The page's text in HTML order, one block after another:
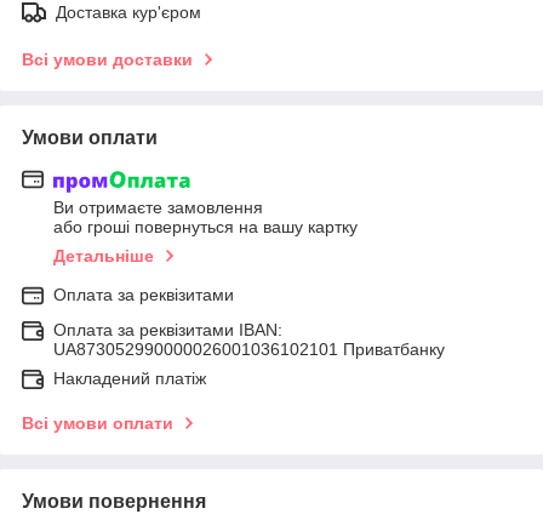
Доставка кур'єром
Всі умови доставки
Умови оплати
Ви отримаєте замовлення
або гроші повернуться на вашу картку
Детальніше
Оплата за реквізитами
Оплата за реквізитами IBAN:
UA873052990000026001036102101 Приватбанку
Накладений платіж
Всі умови оплати
Умови повернення